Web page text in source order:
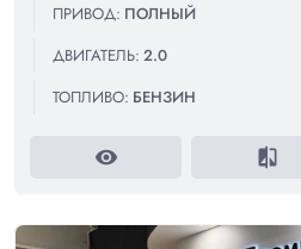
ПРИВОД: ПОЛНЫЙ
ДВИГАТЕЛЬ: 2.0
ТОПЛИВО: БЕНЗИН
visibility compare